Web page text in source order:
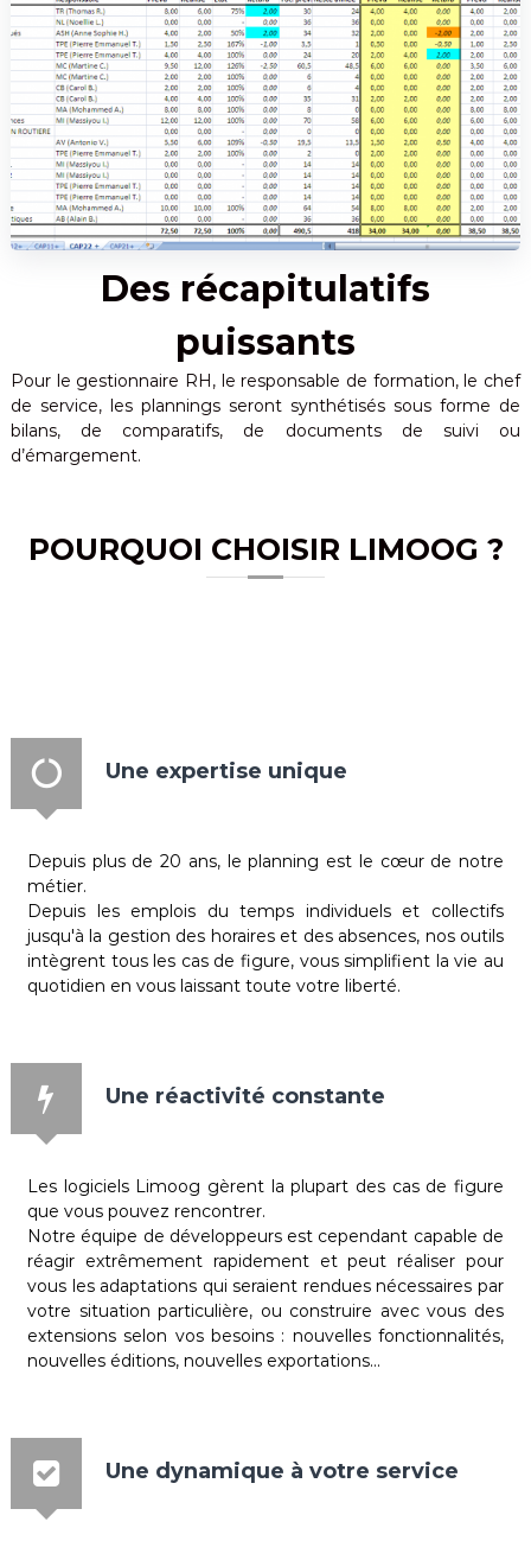
Des récapitulatifs
puissants
Pour le gestionnaire RH, le responsable de formation, le chef
de service, les plannings seront synthétisés sous forme de
bilans, de comparatifs, de documents de suivi ou
d’émargement.
POURQUOI CHOISIR LIMOOG ?
Une expertise unique
Depuis plus de 20 ans, le planning est le cœur de notre
métier.
Depuis les emplois du temps individuels et collectifs
jusqu'à la gestion des horaires et des absences, nos outils
intègrent tous les cas de figure, vous simplifient la vie au
quotidien en vous laissant toute votre liberté.
Une réactivité constante
Les logiciels Limoog gèrent la plupart des cas de figure
que vous pouvez rencontrer.
Notre équipe de développeurs est cependant capable de
réagir extrêmement rapidement et peut réaliser pour
vous les adaptations qui seraient rendues nécessaires par
votre situation particulière, ou construire avec vous des
extensions selon vos besoins : nouvelles fonctionnalités,
nouvelles éditions, nouvelles exportations...
Une dynamique à votre service